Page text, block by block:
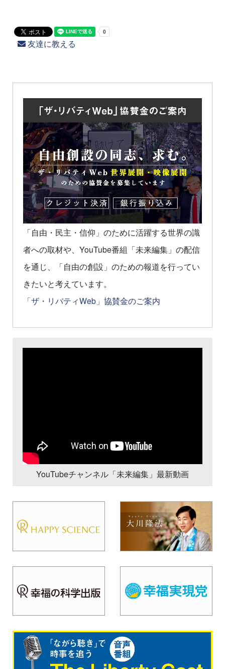
友達に教える
「自由・民主・信仰」のために活躍する世界の識
者への取材や、YouTube番組「未来編集」の配信
を通じ、「自由の創設」のための報道を行ってい
きたいと考えています。
「ザ・リバティWeb」協賛金のご案内
YouTubeチャンネル「未来編集」最新動画